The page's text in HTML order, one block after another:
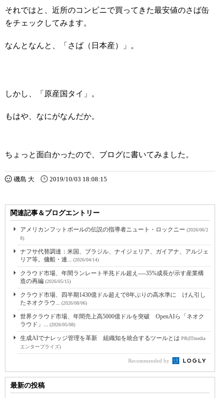
それではと、近所のコンビニで買ってきた最安値のさば缶
をチェックしてみます。
なんとなんと、「さば（日本産）」。
しかし、「原産国タイ」。
もはや、なにがなんだか。
ちょっと面白かったので、ブログに書いてみました。
磯島 大 2019/10/03 18:08:15
関連記事＆ブログエントリー
アメリカンフットボールの伝説の指導者ニュート・ロックニー (2026/06/2
8)
ナフサ代替調達：米国、ブラジル、ナイジェリア、ガイアナ、アルジェ
リア等。傭船・連... (2026/04/14)
クラウド市場、年間ランレート半兆ドル超え----35%成長が示す産業構
造の再編 (2026/05/15)
クラウド市場、四半期1430億ドル超えで8年ぶりの高水準に けん引し
たネオクラウ... (2026/08/06)
世界クラウド市場、年間売上高5000億ドルを突破 OpenAIら「ネオク
ラウド」... (2026/05/08)
生成AIでナレッジ管理を革新 組織知を統合するツールとは PR(ITmedia
エンタープライズ)
Recommended by
最新の投稿